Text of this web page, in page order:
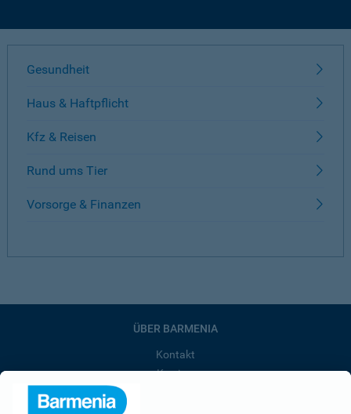
Gesundheit
Haus & Haftpflicht
Kfz & Reisen
Rund ums Tier
Vorsorge & Finanzen
ÜBER BARMENIA
Kontakt
Karriere